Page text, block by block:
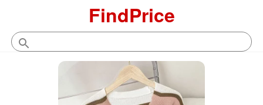
FindPrice